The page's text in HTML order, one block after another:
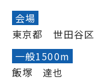
会場
東京都 世田谷区
一般1500m
飯塚 達也